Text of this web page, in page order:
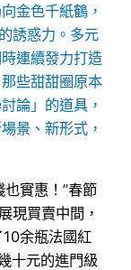
金色千紙鶴，
誘惑力。多元
連續發力打造
些甜甜圈原本
論」的道具，
景、新形式，
實惠！”春節
現買賣中間，
余瓶法國紅
十元的進門級